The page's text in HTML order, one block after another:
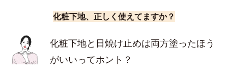
化粧下地、正しく使えてますか？
化粧下地と日焼け止めは両方塗ったほう
がいいってホント？